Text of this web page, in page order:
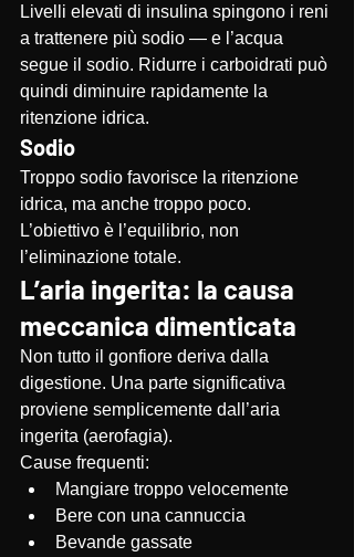
Livelli elevati di insulina spingono i reni
a trattenere più sodio — e l’acqua
segue il sodio. Ridurre i carboidrati può
quindi diminuire rapidamente la
ritenzione idrica.
Sodio
Troppo sodio favorisce la ritenzione
idrica, ma anche troppo poco.
L’obiettivo è l’equilibrio, non
l’eliminazione totale.
L’aria ingerita: la causa
meccanica dimenticata
Non tutto il gonfiore deriva dalla
digestione. Una parte significativa
proviene semplicemente dall’aria
ingerita (aerofagia).
Cause frequenti:
Mangiare troppo velocemente
Bere con una cannuccia
Bevande gassate